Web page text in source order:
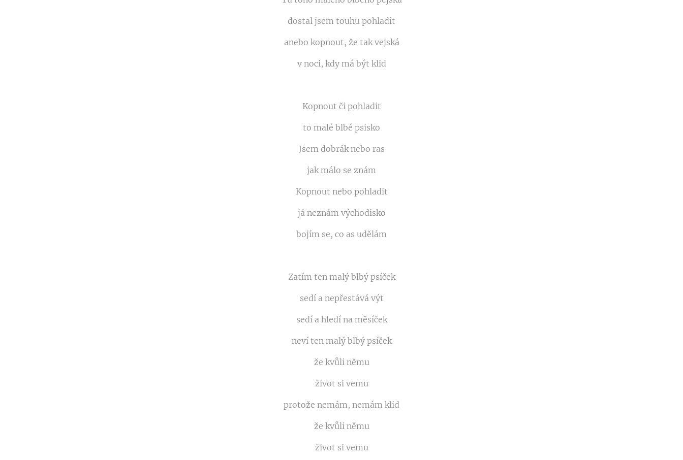
dostal jsem touhu pohladit
anebo kopnout, že tak vejská
v noci, kdy má být klid
Kopnout či pohladit
to malé blbé psisko
Jsem dobrák nebo ras
jak málo se znám
Kopnout nebo pohladit
já neznám východisko
bojím se, co as udělám
Zatím ten malý blbý psíček
sedí a nepřestává výt
sedí a hledí na měsíček
neví ten malý blbý psíček
že kvůli němu
život si vemu
protože nemám, nemám klid
že kvůli němu
život si vemu